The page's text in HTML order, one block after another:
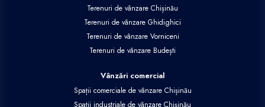
Terenuri de vânzare Chișinău
Terenuri de vânzare Ghidighici
Terenuri de vânzare Vorniceni
Terenuri de vânzare Budești
Vânzări comercial
Spații comerciale de vânzare Chișinău
Spații industriale de vânzare Chișinău